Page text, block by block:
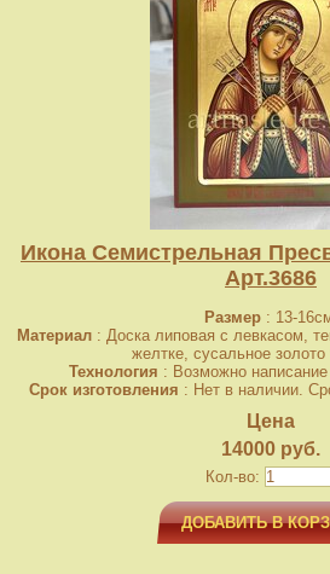
Икона Семистрельная
Арт.3686
Размер: 13-
Материал: Доска липовая с левкасом,
желтке, сусальное
Технология : Возможно
Срок изготовления : Нет в наличии.
Цена
14000 руб.
Кол-во:
ДОБАВИТЬ В